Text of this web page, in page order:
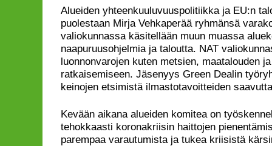
Alueiden yhteenkuuluvuuspolitiikka ja EU:n
puolestaan Mirja Vehkaperää ryhmänsä
valiokunnassa käsitellään muun muassa
naapuruusohjelmia ja taloutta. NAT
luonnonvarojen kuten metsien, maatalouden
ratkaisemiseen. Jäsenyys Green Dealin
keinojen etsimistä ilmastotavoitteiden
Kevään aikana alueiden komitea on
tehokkaasti koronakriisin haittojen
parempaa varautumista ja tukea kriisistä